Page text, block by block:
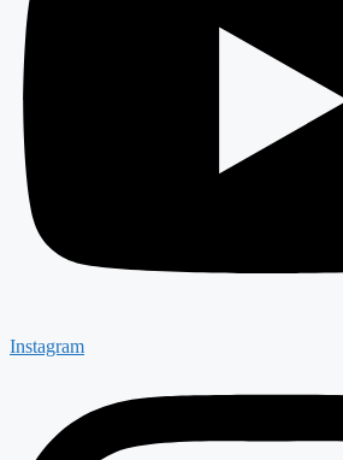
Instagram